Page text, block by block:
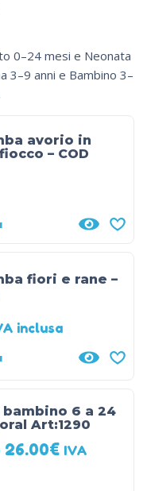
0–24 mesi e Neonata
3–9 anni e Bambino 3–
avorio in
– COD
fiori e rane –
inclusa
6 a 24
Art:1290
26.00€ IVA